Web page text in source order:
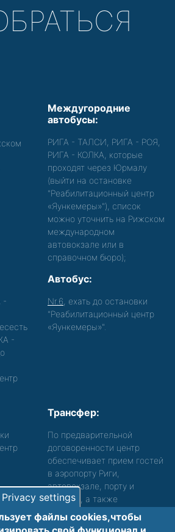
Междугородние
автобусы:
РИГА - ТАЛСИ, РИГА - РОЯ,
РИГА - КОЛКА, которые
проходят через Юрмалу
(выйти на остановке
"Реабилитационный центр
«Яункемеры»"), список
можно уточнить на Рижском
международном
автовокзале или в
справочном бюро);
-
-
Автобус:
Nr.6 , ехать до остановки
"Реабилитационный центр
«Яункемеры»".
Трансфер:
По предварительной
договоренности центр
обеспечивает прием гостей
в аэропорту Риги,
автовокзале, порту и
вокзале, а также
сопровождение. Просьба
звонить, чтобы уточнить
Privacy settings
файлы cookies,чтобы